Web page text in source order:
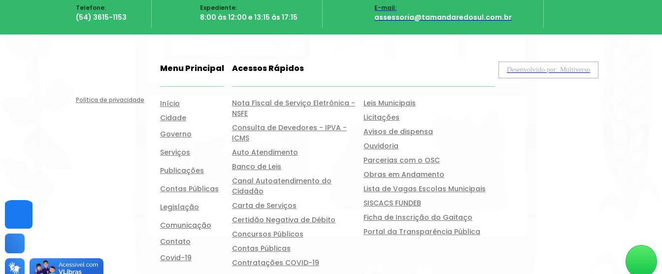
Telefone:
(54) 3615-1153
Expediente:
8:00 às 12:00 e 13:15 às 17:15
E-mail:
assessoria@tamandaredosul.com.br
Política de privacidade
Menu Principal
Início
Cidade
Governo
Serviços
Publicações
Contas Públicas
Legislação
Comunicação
Contato
Covid-19
Acessos Rápidos
Nota Fiscal de Serviço Eletrônica -
NSFE
Consulta de Devedores - IPVA -
ICMS
Auto Atendimento
Banco de Leis
Canal Autoatendimento do
Cidadão
Carta de Serviços
Certidão Negativa de Débito
Concursos Públicos
Contas Públicas
Contratações COVID-19
Leis Municipais
Licitações
Avisos de dispensa
Ouvidoria
Parcerias com o OSC
Obras em Andamento
Lista de Vagas Escolas Municipais
SISCACS FUNDEB
Ficha de Inscrição do Gaitaço
Portal da Transparência Pública
Desenvolvido por: Multiverso